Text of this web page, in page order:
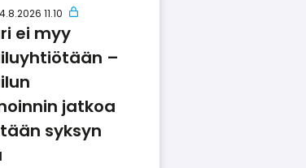
4.8.2026 11.10
ei myy
–
jatkoa
syksyn